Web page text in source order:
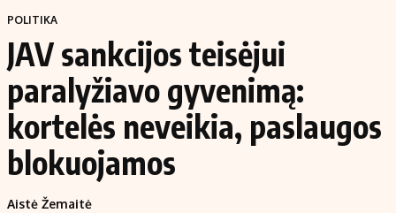
POLITIKA
JAV sankcijos teisėjui
paralyžiavo gyvenimą:
kortelės neveikia, paslaugos
blokuojamos
Aistė Žemaitė